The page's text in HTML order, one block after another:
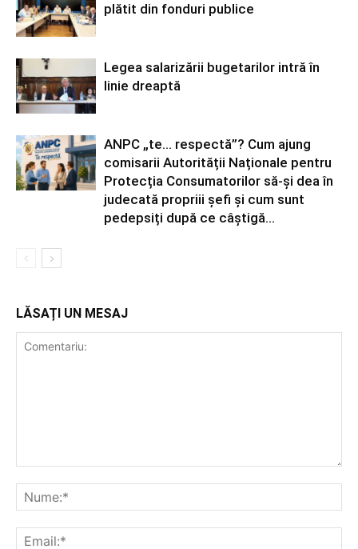
plătit din fonduri publice
Legea salarizării bugetarilor intră în
linie dreaptă
ANPC „te… respectă”? Cum ajung
comisarii Autorității Naționale pentru
Protecția Consumatorilor să-și dea în
judecată propriii șefi și cum sunt
pedepsiți după ce câștigă...
LĂSAȚI UN MESAJ